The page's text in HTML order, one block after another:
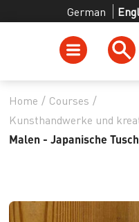
German
Home / Courses /
Kunsthandwerke und
Malen - Japanische